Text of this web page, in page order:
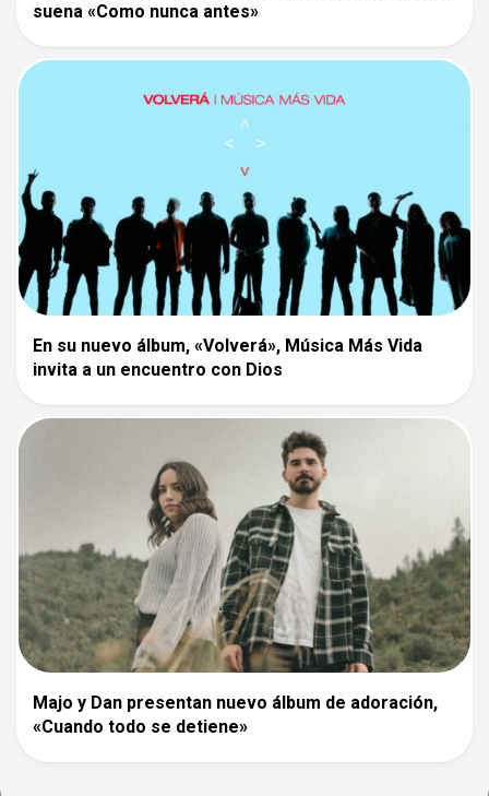
suena «Como nunca antes»
En su nuevo álbum, «Volverá», Música Más Vida
invita a un encuentro con Dios
Majo y Dan presentan nuevo álbum de adoración,
«Cuando todo se detiene»